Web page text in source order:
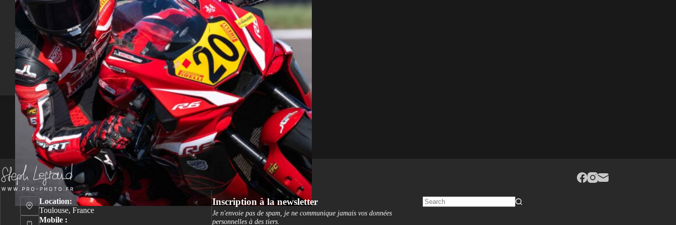
Location:
Toulouse, France
Mobile :
Inscription à la newsletter
Je n'envoie pas de spam, je ne communique jamais vos données
personnelles à des tiers.